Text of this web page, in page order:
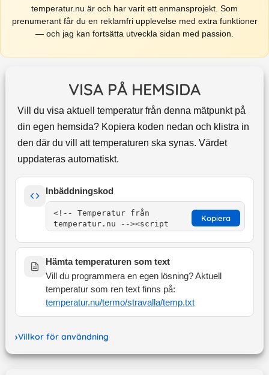
temperatur.nu är och har varit ett enmansprojekt. Som
prenumerant får du en reklamfri upplevelse med extra funktioner
— och jag kan fortsätta utveckla sidan med passion.
VISA PÅ HEMSIDA
Vill du visa aktuell temperatur från denna mätpunkt på
din egen hemsida? Kopiera koden nedan och klistra in
den där du vill att temperaturen ska synas. Värdet
uppdateras automatiskt.
Inbäddningskod
Kopiera
Hämta temperaturen som text
Vill du programmera en egen lösning? Aktuell
temperatur som ren text finns på:
temperatur.nu/termo/stravalla/temp.txt
Villkor för användning